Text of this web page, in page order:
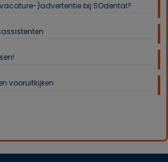
)advertentie bij SOdental?
vooruitkijken